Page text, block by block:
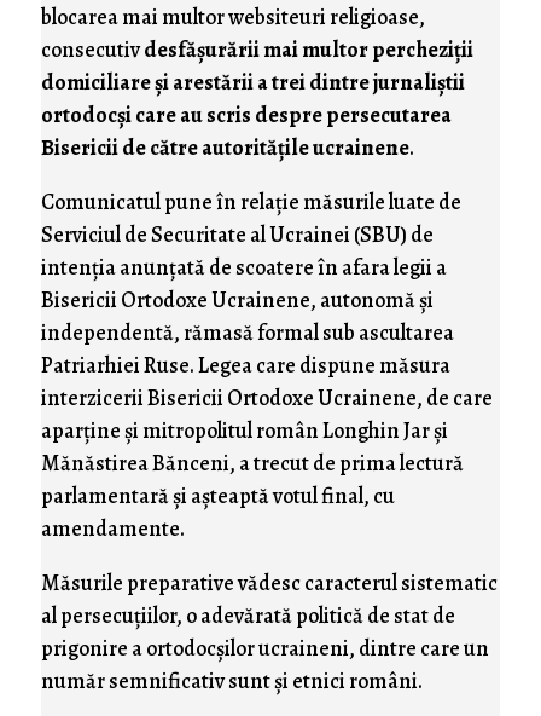
blocarea mai multor websiteuri religioase,
consecutivdesfăşurării mai multor percheziţii
domiciliare şi arestării a trei dintre jurnaliştii
ortodocşi care au scris despre persecutarea
Bisericii de către autorităţile ucrainene.
Comunicatul pune în relaţie măsurile luate de
Serviciul de Securitate al Ucrainei (SBU) de
intenţia anunţată de scoatere în afara legii a
Bisericii Ortodoxe Ucrainene, autonomă şi
independentă, rămasă formal sub ascultarea
Patriarhiei Ruse. Legea care dispune măsura
interzicerii Bisericii Ortodoxe Ucrainene, de care
aparţine şi mitropolitul român Longhin Jar şi
Mănăstirea Bănceni, a trecut de prima lectură
parlamentară şi aşteaptă votul final, cu
amendamente.
Măsurile preparative vădesc caracterul sistematic
al persecuţiilor, o adevărată politică de stat de
prigonire a ortodocşilor ucraineni, dintre care un
număr semnificativ sunt şi etnici români.